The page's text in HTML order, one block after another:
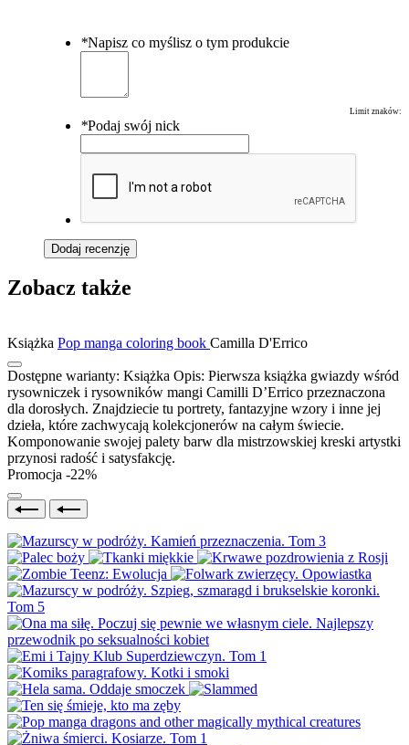
*Napisz co myślisz o tym produkcie
Limit znaków:
*Podaj swój nick
Dodaj recenzję
Zobacz także
Książka Pop manga coloring book Camilla D'Errico
Dostępne warianty: Książka Opis: Pierwsza książka gwiazdy wśród
rysowniczek i rysowników mangi Camilli D’Errico przeznaczona
dla dorosłych. Znajdziecie tu portrety, fantazyjne wzory i inne jej
dzieła, które zachwycają kolekcjonerów na całym świecie.
Komponowanie swojej palety barw dla mistrzowskiej kreski artystki
przynosi radość i satysfakcję.
Promocja -22%